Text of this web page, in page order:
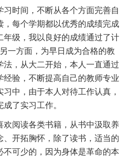
习时间，不断从各个方面完善自
，每个学期都以优秀的成绩完成
年级，我以良好的成绩通过了计
一方面，为早日成为合格的教
法，从大二开始，本人一直通过
经验，不断提高自己的教师专业
中，由于本人对待工作认真，
了实习工作。
欢阅读各类书籍，从书中汲取养
、开拓胸怀，除了读书，适当的
不可少的，因为身体是革命的本